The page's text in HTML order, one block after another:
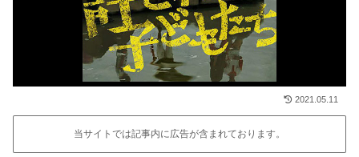
2021.05.11
当サイトでは記事内に広告が含まれております。